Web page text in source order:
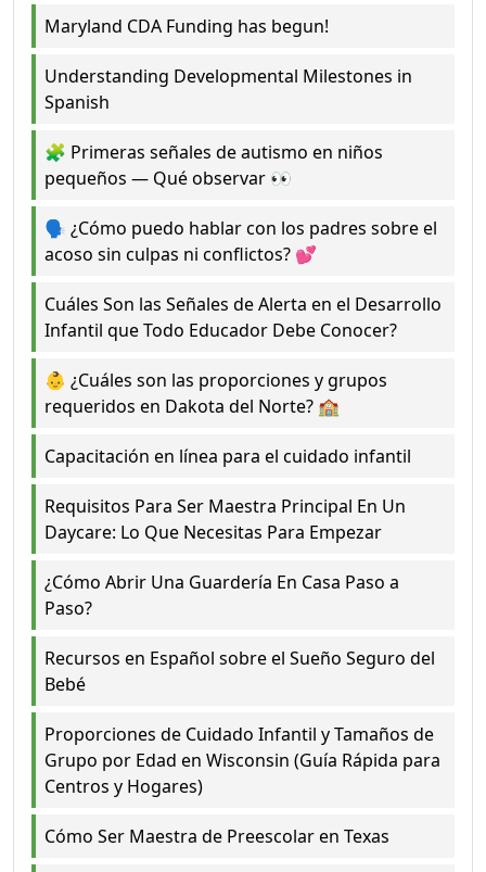
Maryland CDA Funding has begun!
Understanding Developmental Milestones in
Spanish
🧩 Primeras señales de autismo en niños
pequeños — Qué observar 👀
🗣️ ¿Cómo puedo hablar con los padres sobre el
acoso sin culpas ni conflictos? 💕
Cuáles Son las Señales de Alerta en el Desarrollo
Infantil que Todo Educador Debe Conocer?
👶 ¿Cuáles son las proporciones y grupos
requeridos en Dakota del Norte? 🏫
Capacitación en línea para el cuidado infantil
Requisitos Para Ser Maestra Principal En Un
Daycare: Lo Que Necesitas Para Empezar
¿Cómo Abrir Una Guardería En Casa Paso a
Paso?
Recursos en Español sobre el Sueño Seguro del
Bebé
Proporciones de Cuidado Infantil y Tamaños de
Grupo por Edad en Wisconsin (Guía Rápida para
Centros y Hogares)
Cómo Ser Maestra de Preescolar en Texas